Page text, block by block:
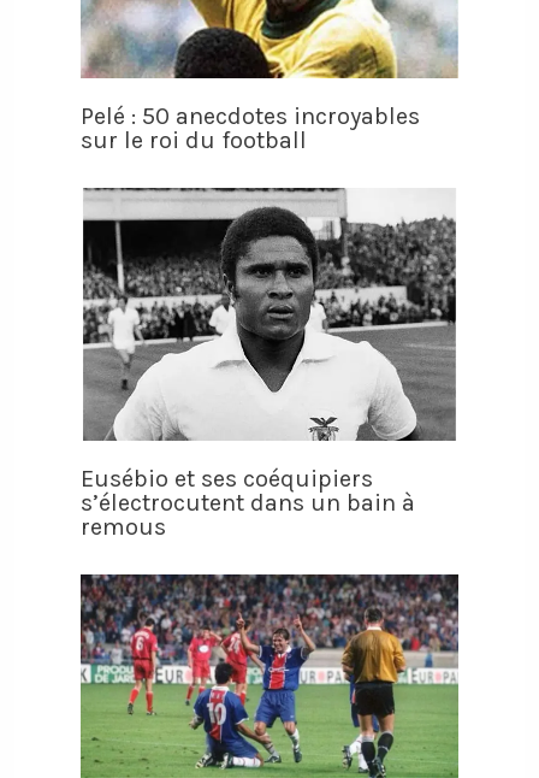
Pelé : 50 anecdotes incroyables
sur le roi du football
Eusébio et ses coéquipiers
s’électrocutent dans un bain à
remous